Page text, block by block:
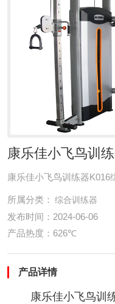
康乐佳小飞鸟训
康乐佳小飞鸟训练器K016
所属分类： 综合训练器
发布时间：2024-06-06
产品热度：626℃
产品详情
康乐佳小飞鸟训